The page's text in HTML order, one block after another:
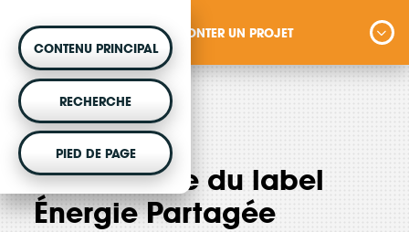
CONTENU PRINCIPAL
RECHERCHE
PIED DE PAGE
MONTER UN PROJET
Vous souhaitez être accompagné dans votre
projet d'énergie renouvelable citoyenne ?
MONTER UN PROJET
Adhérent janvier 2025
La Boussole du label
Énergie Partagée